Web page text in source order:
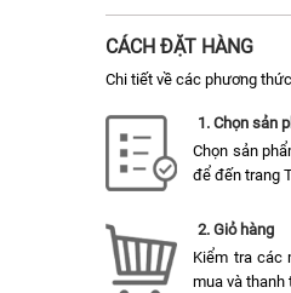
CÁCH ĐẶT HÀNG
Chi tiết về các phương
1. Chọn sản
Chọn sản
để đến trang
2. Giỏ hàng
Kiểm tra các
mua và thanh